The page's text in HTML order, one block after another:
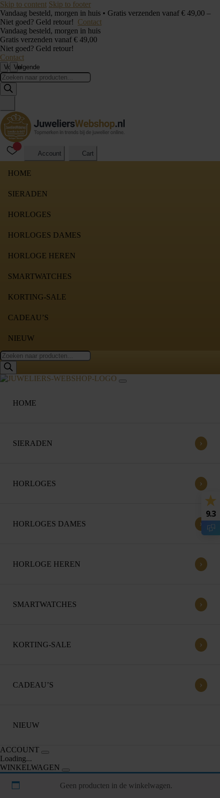
Skip to content Skip to footer
Vandaag besteld, morgen in huis • Gratis verzenden vanaf € 49,00 –
Niet goed? Geld retour! Contact
Vandaag besteld, morgen in huis
Gratis verzenden vanaf € 49,00
Niet goed? Geld retour!
Contact
VorigeVolgende
Producten
zoeken
Account Cart
HOME
SIERADEN
HORLOGES
HORLOGES DAMES
HORLOGE HEREN
SMARTWATCHES
KORTING-SALE
CADEAU’S
NIEUW
Producten
zoeken
HOME
SIERADEN ›
HORLOGES ›
HORLOGES DAMES ›
HORLOGE HEREN ›
SMARTWATCHES ›
KORTING-SALE ›
CADEAU’S ›
NIEUW
ACCOUNT
Loading...
WINKELWAGEN
Geen producten in de winkelwagen.
9.3